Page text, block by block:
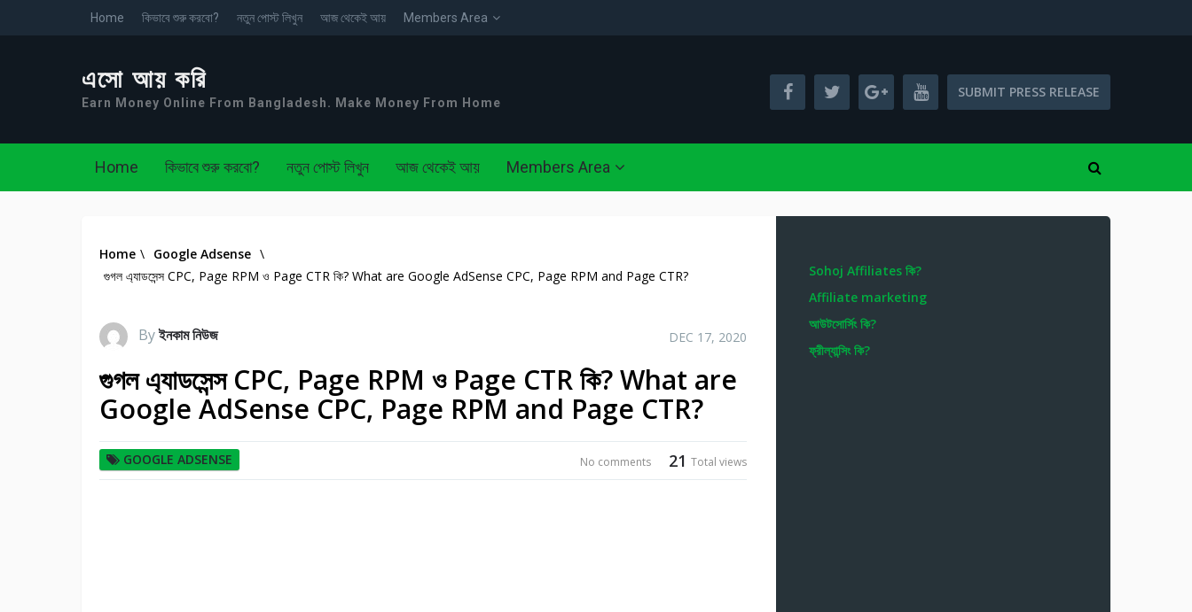
Home কিভাবে শুরু করবো? নতুন পোস্ট লিখুন আজ থেকেই আয় Members Area
এসো আয় করি
Earn Money Online From Bangladesh. Make Money From Home
SUBMIT PRESS RELEASE
Home কিভাবে শুরু করবো? নতুন পোস্ট লিখুন আজ থেকেই আয় Members Area
Home \ Google Adsense \
গুগল এ্যাডসেন্স CPC, Page RPM ও Page CTR কি? What are Google AdSense CPC, Page RPM and Page CTR?
Byইনকাম নিউজ DEC 17, 2020
গুগল এ্যাডসেন্স CPC, Page RPM ও Page CTR কি? What are
Google AdSense CPC, Page RPM and Page CTR?
GOOGLE ADSENSE 21 Total views
No comments
Sohoj Affiliates কি?
Affiliate marketing
আউটসোর্সিং কি?
ফ্রীল্যান্সিং কি?